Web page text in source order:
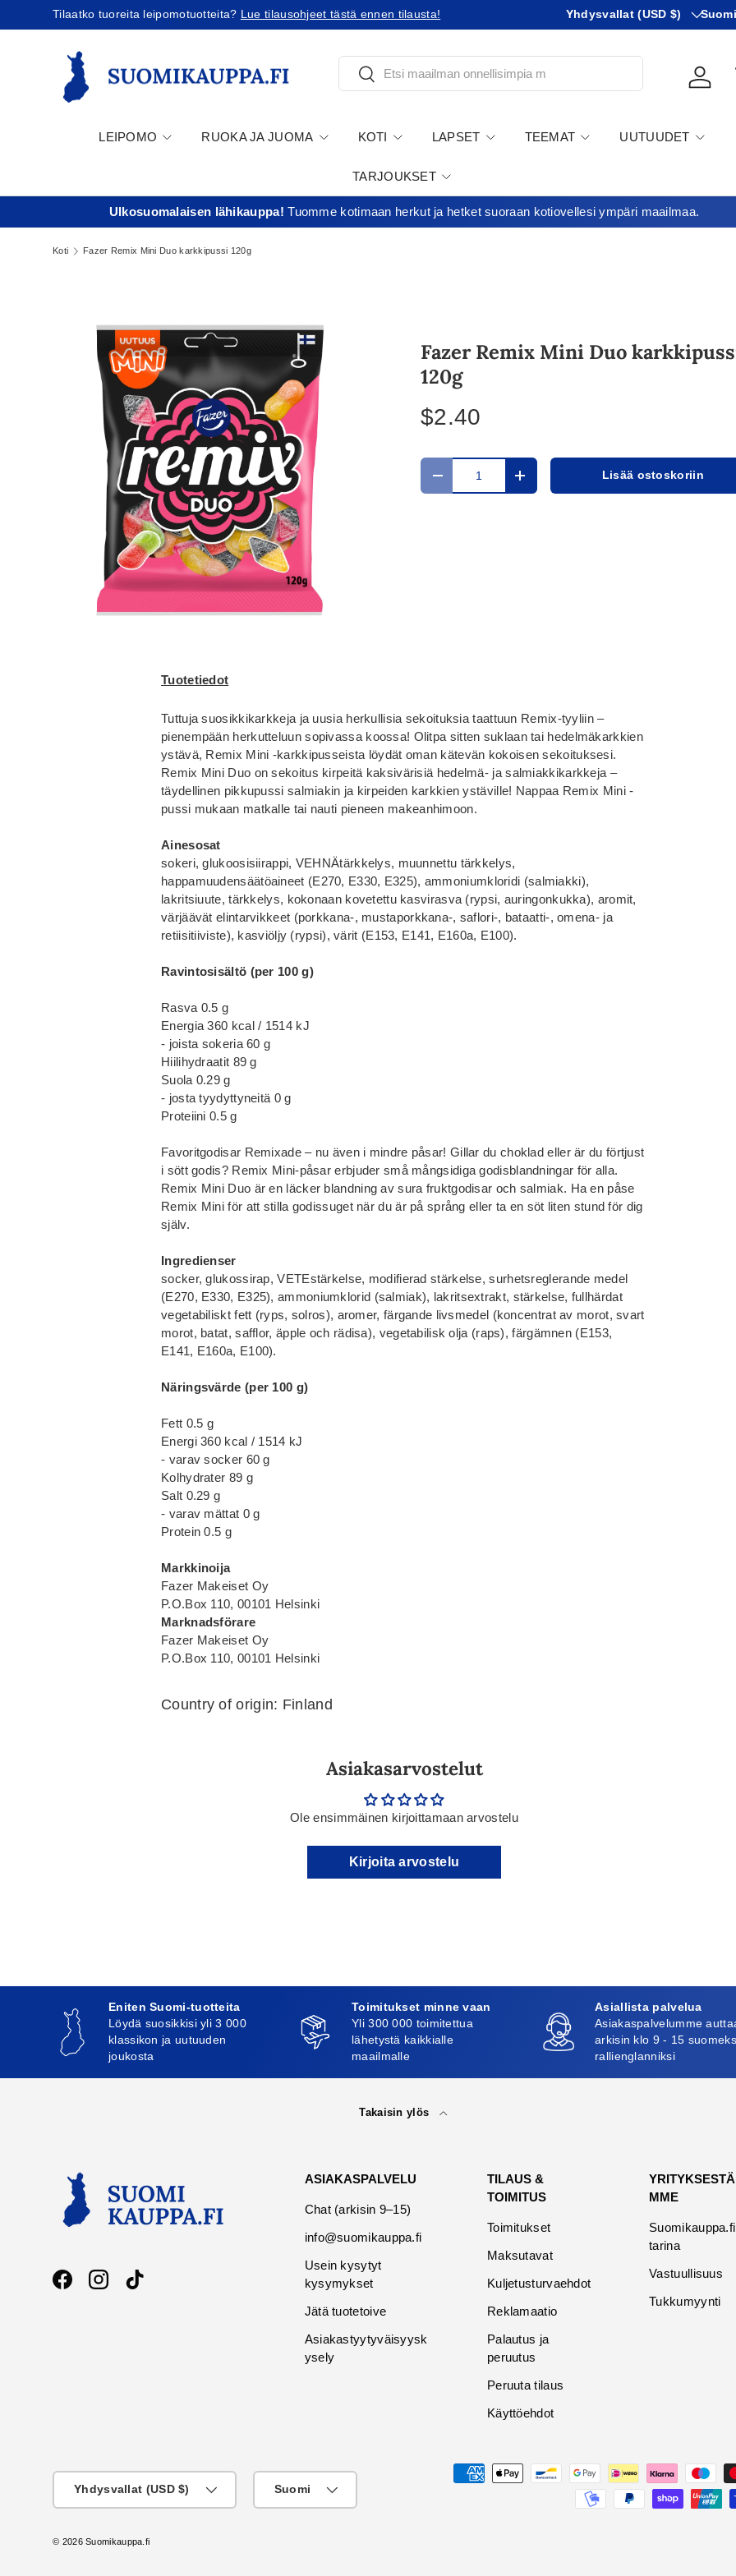
Jatka sisältöön
Tilaatko Yhdysvaltoihin?Tutustu uusiin tullikäytäntöihin! Maa
Yhdysvallat (USD $) KIeli
Suomi
Etsi
LEIPOMO RUOKA JA JUOMA KOTI LAPSET TEEMAT UUTUUDET
TARJOUKSET
Ulkosuomalaisen lähikauppa!Tuomme kotimaan herkut ja hetket suoraan kotiovellesi ympäri maailmaa.
Koti Fazer Remix Mini Duo karkkipussi 120g
Fazer Remix Mini Duo
120g
$2.40
Määrä
Translation missing: fi.cart.items.decrease_quantity
Translation missing:Lisää ostoskoriin
Tuotetiedot
Tuttuja suosikkikarkkeja ja uusia herkullisia sekoituksia taattuun Remix-tyyliin –
pienempään herkutteluun sopivassa koossa! Olitpa sitten suklaan tai hedelmäkarkkien
ystävä, Remix Mini -karkkipusseista löydät oman kätevän kokoisen sekoituksesi.
Remix Mini Duo on sekoitus kirpeitä kaksivärisiä hedelmä- ja salmiakkikarkkeja –
täydellinen pikkupussi salmiakin ja kirpeiden karkkien ystäville! Nappaa Remix Mini -
pussi mukaan matkalle tai nauti pieneen makeanhimoon.
Ainesosat
sokeri, glukoosisiirappi, VEHNÄtärkkelys, muunnettu tärkkelys,
happamuudensäätöaineet (E270, E330, E325), ammoniumkloridi (salmiakki),
lakritsiuute, tärkkelys, kokonaan kovetettu kasvirasva (rypsi, auringonkukka), aromit,
värjäävät elintarvikkeet (porkkana-, mustaporkkana-, saflori-, bataatti-, omena- ja
retiisitiiviste), kasviöljy (rypsi), värit (E153, E141, E160a, E100).
Ravintosisältö (per 100 g)
Rasva 0.5 g
Energia 360 kcal / 1514 kJ
- joista sokeria 60 g
Hiilihydraatit 89 g
Suola 0.29 g
- josta tyydyttyneitä 0 g
Proteiini 0.5 g
Favoritgodisar Remixade – nu även i mindre påsar! Gillar du choklad eller är du förtjust
i sött godis? Remix Mini-påsar erbjuder små mångsidiga godisblandningar för alla.
Remix Mini Duo är en läcker blandning av sura fruktgodisar och salmiak. Ha en påse
Remix Mini för att stilla godissuget när du är på språng eller ta en söt liten stund för dig
själv.
Ingredienser
socker, glukossirap, VETEstärkelse, modifierad stärkelse, surhetsreglerande medel
(E270, E330, E325), ammoniumklorid (salmiak), lakritsextrakt, stärkelse, fullhärdat
vegetabiliskt fett (ryps, solros), aromer, färgande livsmedel (koncentrat av morot, svart
morot, batat, safflor, äpple och rädisa), vegetabilisk olja (raps), färgämnen (E153,
E141, E160a, E100).
Näringsvärde (per 100 g)
Fett 0.5 g
Energi 360 kcal / 1514 kJ
- varav socker 60 g
Kolhydrater 89 g
Salt 0.29 g
- varav mättat 0 g
Protein 0.5 g
Markkinoija
Fazer Makeiset Oy
P.O.Box 110, 00101 Helsinki
Marknadsförare
Fazer Makeiset Oy
P.O.Box 110, 00101 Helsinki
Country of origin: Finland
Asiakasarvostelut
Ole ensimmäinen kirjoittamaan arvostelu
Kirjoita arvostelu
Eniten Suomi-tuotteita
Löydä suosikkisi yli 3 000
klassikon ja uutuuden
joukosta
Toimitukset minne vaan
Yli 300 000 toimitettua
lähetystä kaikkialle
maailmalle
Asiallista palvelua
Asiakaspalvelumme
arkisin klo 9 - 15
rallienglanniksi
Takaisin ylös
FacebookInstagramTikTok
ASIAKASPALVELU
Chat (arkisin 9–15)
info@suomikauppa.fi
Usein kysytyt
kysymykset
Jätä tuotetoive
Asiakastyytyväisyysk
ysely
TILAUS &
TOIMITUS
Toimitukset
Maksutavat
Kuljetusturvaehdot
Reklamaatio
Palautus ja
peruutus
Peruuta tilaus
Käyttöehdot
YRITYKSESTÄ
MME
Suomikauppa.fi
tarina
Vastuullisuus
Tukkumyynti
Maksutavat
Yhdysvallat (USD $)
Suomi
© 2026Suomikauppa.fi